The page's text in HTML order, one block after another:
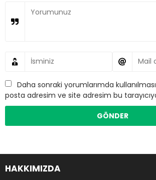
Daha sonraki yorumlarımda
posta adresim ve site adresim bu
HAKKIMIZDA